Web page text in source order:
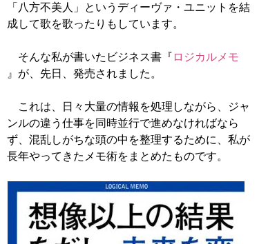
「八方不美人」というディーヴァ・ユニットを結
成して歌を歌ったりもしています。
そんな私が書いたビジネス書『 ロジカルメモ
』が、先日、発売されました。
これは、日々大量の情報を処理しながら、ジャ
ンルの違う仕事を同時並行で進めなければなら
ず、混乱しがちな頭の中を整理するために、私が
長年やってきたメモ術をまとめたものです。